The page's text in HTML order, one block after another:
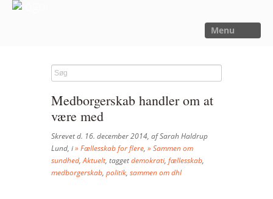
Menu
FORSKNING
Medborgerskab handler om at
være med
Skrevet d. 16. december 2014, af Sarah Haldrup
Lund, i» Fællesskab for flere, » Sammen om
sundhed,Aktuelt, taggetdemokrati, fællesskab,
medborgerskab, politik, sammen om dhl